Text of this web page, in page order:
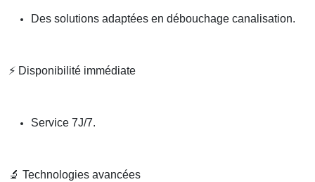
Des solutions adaptées en débouchage canalisation.
⚡ Disponibilité immédiate
Service 7J/7.
🔬 Technologies avancées